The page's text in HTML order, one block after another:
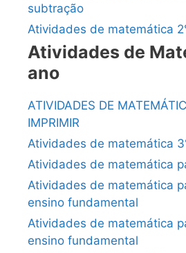
subtração
Atividades de matemática
Atividades de
ano
ATIVIDADES DE
IMPRIMIR
Atividades de matemática
Atividades de matemática
Atividades de matemática
ensino fundamental
Atividades de matemática
ensino fundamental